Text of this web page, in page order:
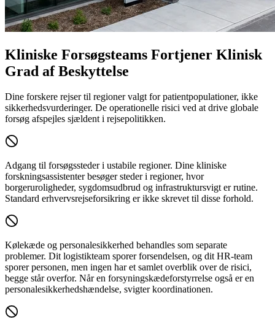
Kliniske Forsøgsteams Fortjener Klinisk
Grad af Beskyttelse
Dine forskere rejser til regioner valgt for patientpopulationer, ikke
sikkerhedsvurderinger. De operationelle risici ved at drive globale
forsøg afspejles sjældent i rejsepolitikken.
Adgang til forsøgssteder i ustabile regioner. Dine kliniske
forskningsassistenter besøger steder i regioner, hvor
borgeruroligheder, sygdomsudbrud og infrastruktursvigt er rutine.
Standard erhvervsrejseforsikring er ikke skrevet til disse forhold.
Kølekæde og personalesikkerhed behandles som separate
problemer. Dit logistikteam sporer forsendelsen, og dit HR-team
sporer personen, men ingen har et samlet overblik over de risici,
begge står overfor. Når en forsyningskædeforstyrrelse også er en
personalesikkerhedshændelse, svigter koordinationen.